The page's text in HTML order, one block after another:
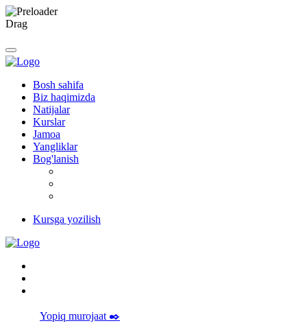
Drag
Bosh sahifa
Biz haqimizda
Natijalar
Kurslar
Jamoa
Yangliklar
Bog'lanish
Kursga yozilish
Yopiq murojaat ✒️